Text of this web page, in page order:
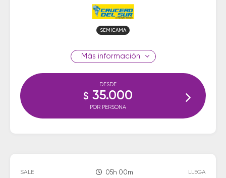
SEMICAMA
información
DESDE
$ 35.000
POR PERSONA
SALE 05h 00m LLEGA